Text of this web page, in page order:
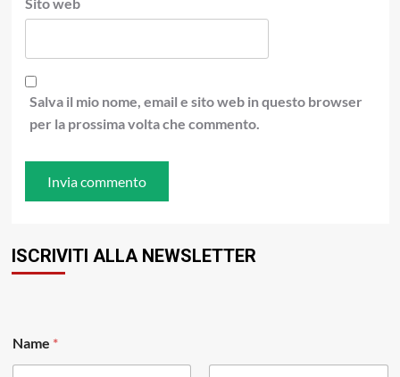
Salva il mio nome, email e sito web in questo browser
per la prossima volta che commento.
ISCRIVITI ALLA NEWSLETTER
Name *